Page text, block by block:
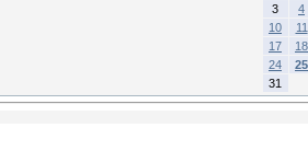
3
4
10
11
17
18
24
25
31